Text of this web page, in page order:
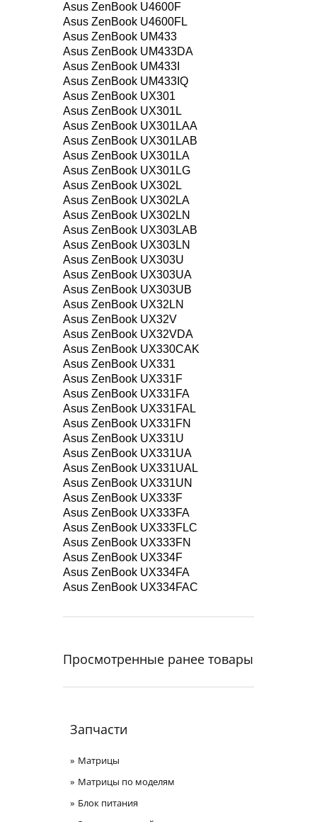
Asus ZenBook U4600F
Asus ZenBook U4600FL
Asus ZenBook UM433
Asus ZenBook UM433DA
Asus ZenBook UM433I
Asus ZenBook UM433IQ
Asus ZenBook UX301
Asus ZenBook UX301L
Asus ZenBook UX301LAA
Asus ZenBook UX301LAB
Asus ZenBook UX301LA
Asus ZenBook UX301LG
Asus ZenBook UX302L
Asus ZenBook UX302LA
Asus ZenBook UX302LN
Asus ZenBook UX303LAB
Asus ZenBook UX303LN
Asus ZenBook UX303U
Asus ZenBook UX303UA
Asus ZenBook UX303UB
Asus ZenBook UX32LN
Asus ZenBook UX32V
Asus ZenBook UX32VDA
Asus ZenBook UX330CAK
Asus ZenBook UX331
Asus ZenBook UX331F
Asus ZenBook UX331FA
Asus ZenBook UX331FAL
Asus ZenBook UX331FN
Asus ZenBook UX331U
Asus ZenBook UX331UA
Asus ZenBook UX331UAL
Asus ZenBook UX331UN
Asus ZenBook UX333F
Asus ZenBook UX333FA
Asus ZenBook UX333FLC
Asus ZenBook UX333FN
Asus ZenBook UX334F
Asus ZenBook UX334FA
Asus ZenBook UX334FAC
Просмотренные ранее товары
Запчасти
Матрицы
Матрицы по моделям
Блок питания